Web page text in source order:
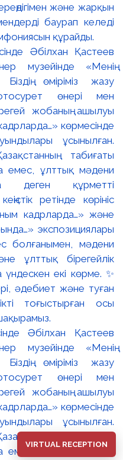
және жарқын
баурап келеді
құрайды.
Әбілхан Қастеев
музейінде «Менің
өміріміз жазу
өнері мен
жобаның ашылуы
көрмесінде
ұсынылған.
табиғаты
емес, ұлттық мәдени
VIRTUAL RECEPTION